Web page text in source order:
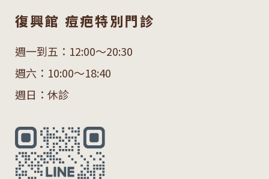
復興館 痘疤特別門診
週一到五：12:00～20:30
週六：10:00～18:40
週日：休診